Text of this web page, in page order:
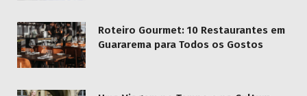
Roteiro Gourmet: 10 Restaurantes em
Guararema para Todos os Gostos